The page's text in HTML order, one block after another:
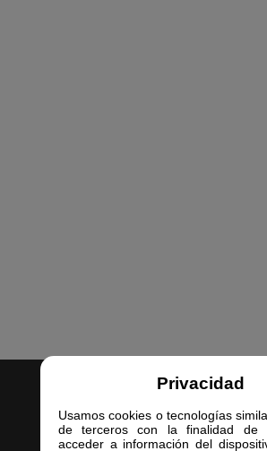
Privacidad
Usamos cookies o tecnologías
de terceros con la finalidad de
acceder a información del